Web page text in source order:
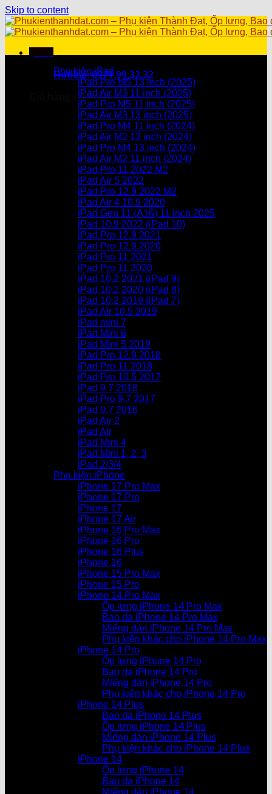
Skip to content
Hotline: 0971.99.32.32
Giỏ hàng /0₫
Chưa có sản phẩm trong giỏ hàng.
Chưa có sản phẩm trong giỏ hàng.
Danh mục sản phẩm
Phụ kiện iPad
iPad Pro M5 13 inch (2025)
iPad Air M3 11 inch (2025)
iPad Pro M5 11 inch (2025)
iPad Air M3 13 inch (2025)
iPad Pro M4 11 inch (2024)
iPad Air M2 13 inch (2024)
iPad Pro M4 13 inch (2024)
iPad Air M2 11 inch (2024)
iPad Pro 11 2022 M2
iPad Air 5 2022
iPad Pro 12.9 2022 M2
iPad Air 4 10.9 2020
iPad Gen 11 (A16) 11 inch 2025
iPad 10.9 2022 (iPad 10)
iPad Pro 12.9 2021
iPad Pro 12.9.2020
iPad Pro 11 2021
iPad Pro 11 2020
iPad 10.2 2021 (iPad 9)
iPad 10.2 2020 (iPad 8)
iPad 10.2 2019 (iPad 7)
iPad Air 10.5 2019
iPad mini 7
iPad Mini 6
iPad Mini 5 2019
iPad Pro 12.9 2018
iPad Pro 11 2018
iPad Pro 10.5 2017
iPad 9.7 2018
iPad Pro 9.7 2017
iPad 9.7 2016
iPad Air 2
iPad Air
iPad Mini 4
iPad Mini 1, 2, 3
iPad 2/3/4
Phụ kiện iPhone
iPhone 17 Pro Max
iPhone 17 Pro
iPhone 17
iPhone 17 Air
iPhone 16 Pro Max
iPhone 16 Pro
iPhone 16 Plus
iPhone 16
iPhone 15 Pro Max
iPhone 15 Pro
iPhone 14 Pro Max
Ốp lưng iPhone 14 Pro Max
Bao da iPhone 14 Pro Max
Miếng dán iPhone 14 Pro Max
Phụ kiện khác cho iPhone 14 Pro Max
iPhone 14 Pro
Ốp lưng iPhone 14 Pro
Bao da iPhone 14 Pro
Miếng dán iPhone 14 Pro
Phụ kiện khác cho iPhone 14 Pro
iPhone 14 Plus
Bao da iPhone 14 Plus
Ốp lưng iPhone 14 Plus
Miếng dán iPhone 14 Plus
Phụ kiện khác cho iPhone 14 Plus
iPhone 14
Ốp lưng iPhone 14
Bao da iPhone 14
Miếng dán iPhone 14